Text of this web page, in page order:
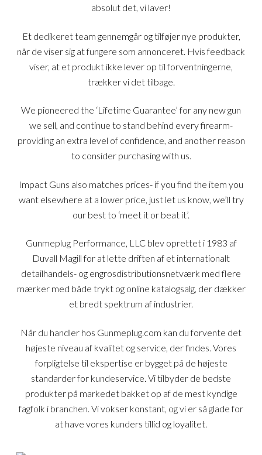
absolut det, vi laver!
Et dedikeret team gennemgår og tilføjer nye produkter,
når de viser sig at fungere som annonceret. Hvis feedback
viser, at et produkt ikke lever op til forventningerne,
trækker vi det tilbage.
We pioneered the ‘Lifetime Guarantee’ for any new gun
we sell, and continue to stand behind every firearm-
providing an extra level of confidence, and another reason
to consider purchasing with us.
Impact Guns also matches prices- if you find the item you
want elsewhere at a lower price, just let us know, we’ll try
our best to ‘meet it or beat it’.
Gunmeplug Performance, LLC blev oprettet i 1983 af
Duvall Magill for at lette driften af et internationalt
detailhandels- og engrosdistributionsnetværk med flere
mærker med både trykt og online katalogsalg, der dækker
et bredt spektrum af industrier.
Når du handler hos Gunmeplug.com kan du forvente det
højeste niveau af kvalitet og service, der findes. Vores
forpligtelse til ekspertise er bygget på de højeste
standarder for kundeservice. Vi tilbyder de bedste
produkter på markedet bakket op af de mest kyndige
fagfolk i branchen. Vi vokser konstant, og vi er så glade for
at have vores kunders tillid og loyalitet.